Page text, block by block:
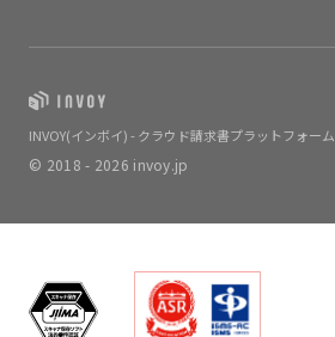
いますぐ無料登録
INVOY(インボイ) - クラウド請求書プラットフォーム
© 2018 - 2026 invoy.jp